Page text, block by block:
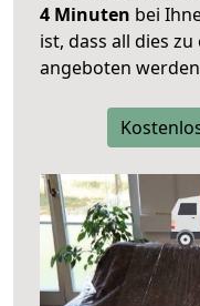
4 Minuten bei
ist, dass all dies
angeboten